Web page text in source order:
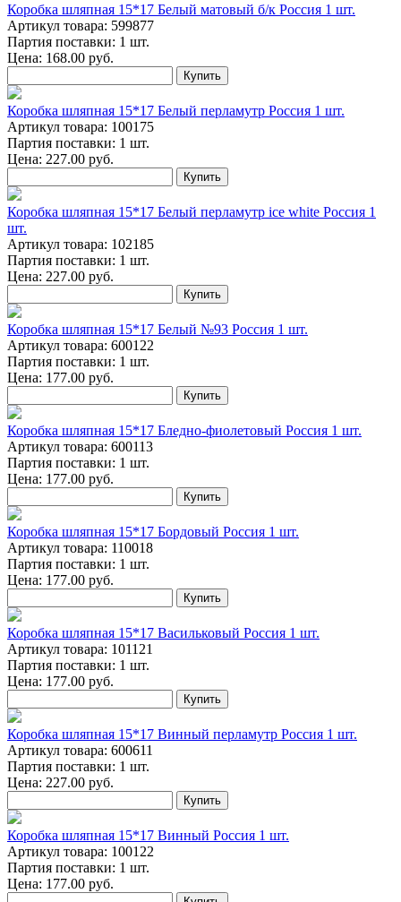
Коробка шляпная 15*17 Белый матовый б/к Россия 1 шт.
Артикул товара: 599877
Партия поставки: 1 шт.
Цена: 168.00 руб.
Купить
Коробка шляпная 15*17 Белый перламутр Россия 1 шт.
Артикул товара: 100175
Партия поставки: 1 шт.
Цена: 227.00 руб.
Купить
Коробка шляпная 15*17 Белый перламутр ice white Россия 1
шт.
Артикул товара: 102185
Партия поставки: 1 шт.
Цена: 227.00 руб.
Купить
Коробка шляпная 15*17 Белый №93 Россия 1 шт.
Артикул товара: 600122
Партия поставки: 1 шт.
Цена: 177.00 руб.
Купить
Коробка шляпная 15*17 Бледно-фиолетовый Россия 1 шт.
Артикул товара: 600113
Партия поставки: 1 шт.
Цена: 177.00 руб.
Купить
Коробка шляпная 15*17 Бордовый Россия 1 шт.
Артикул товара: 110018
Партия поставки: 1 шт.
Цена: 177.00 руб.
Купить
Коробка шляпная 15*17 Васильковый Россия 1 шт.
Артикул товара: 101121
Партия поставки: 1 шт.
Цена: 177.00 руб.
Купить
Коробка шляпная 15*17 Винный перламутр Россия 1 шт.
Артикул товара: 600611
Партия поставки: 1 шт.
Цена: 227.00 руб.
Купить
Коробка шляпная 15*17 Винный Россия 1 шт.
Артикул товара: 100122
Партия поставки: 1 шт.
Цена: 177.00 руб.